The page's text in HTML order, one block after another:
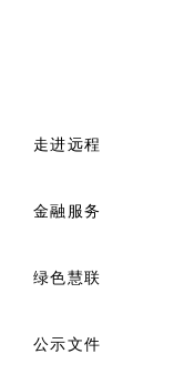
走进远程
金融服务
绿色慧联
公示文件